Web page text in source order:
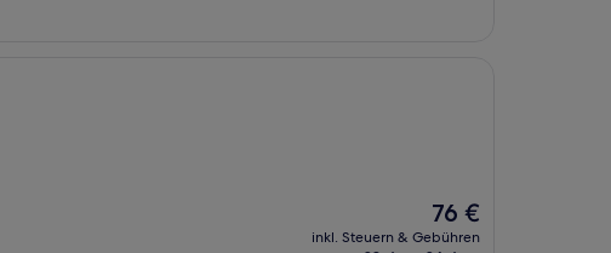
Der
Preis
76 €
inkl. Steuern & Gebühren